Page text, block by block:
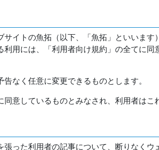
サイトの魚拓（以下、「魚拓」といいます
用には、「利用者向け規約」の全てに同
なく任意に変更できるものとします。
意しているものとみなされ、利用者はこ
った利用者の記事について、断りなくウ